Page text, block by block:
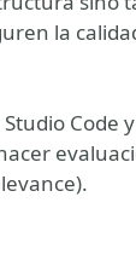
la
Code